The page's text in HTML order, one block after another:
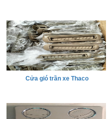
Cửa gió trần xe Thaco